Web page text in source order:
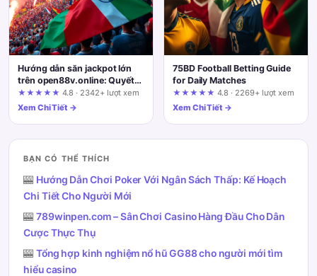
Hướng dẫn săn jackpot lớn
trên open88v.online: Quyết
định theo từng tình huống
thực tế
★★★★★ 4.8 · 2342+ lượt xem
Xem Chi Tiết →
75BD Football Betting Guide
for Daily Matches
★★★★★ 4.8 · 2269+ lượt xem
Xem Chi Tiết →
BẠN CÓ THỂ THÍCH
🎰 Hướng Dẫn Chơi Poker Với Ngân Sách Thấp: Kế Hoạch
Chi Tiết Cho Người Mới
🎰 789winpen.com – Sân Chơi Casino Hàng Đầu Cho Dân
Cược Thực Thụ
🎰 Tổng hợp kinh nghiệm nổ hũ GG88 cho người mới tìm
hiểu casino